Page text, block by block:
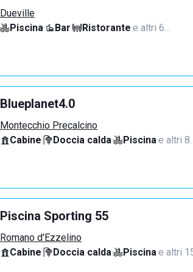
Dueville
Piscina· Bar· Ristorante·e altri 6…
Blueplanet4.0
Montecchio Precalcino
Cabine· Doccia calda· Piscina·e altri
Piscina Sporting 55
Romano d'Ezzelino
Cabine· Doccia calda· Piscina·e altri